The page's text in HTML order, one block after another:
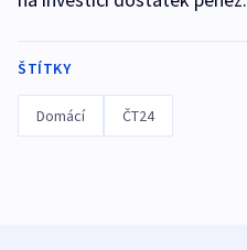
ŠTÍTKY
Domácí ČT24